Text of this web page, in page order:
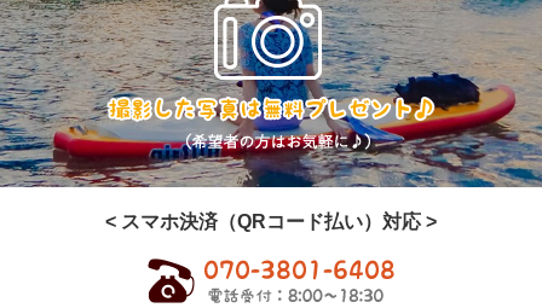
< スマホ決済（QRコード払い）対応 >